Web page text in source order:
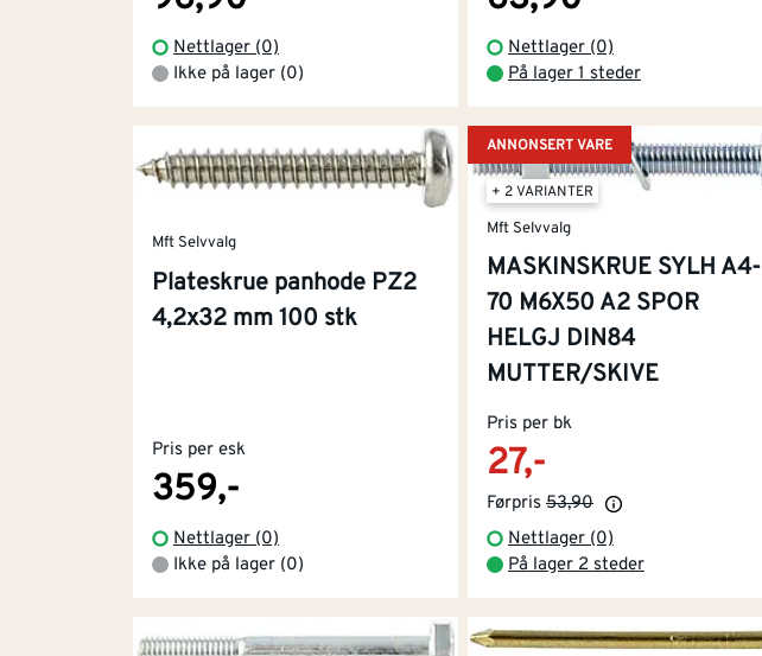
Nettlager (0)
Ikke på lager (0)
Nettlager (0)
På lager 1 steder
Mft Selvvalg
Plateskrue panhode PZ2
4,2x32 mm 100 stk
Pris per esk
359,-
Nettlager (0)
Ikke på lager (0)
ANNONSERT VARE
+ 2 VARIANTER
Mft Selvvalg
MASKINSKRUE SYLH A4-
70 M6X50 A2 SPOR
HELGJ DIN84
MUTTER/SKIVE
Pris per bk
27,-
Førpris 53,90
Nettlager (0)
På lager 2 steder